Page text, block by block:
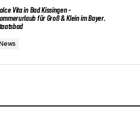
nicht veröffentlicht. Erforderliche Felder sind mit
Vita in Bad Kissingen -
für Groß & Klein im Bayer.